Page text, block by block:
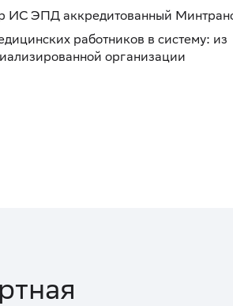
ИС ЭПД аккредитованный
работников в систему: из
организации